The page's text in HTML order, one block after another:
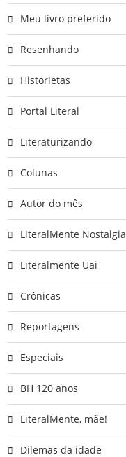
Meu livro preferido
Resenhando
Historietas
Portal Literal
Literaturizando
Colunas
Autor do mês
LiteralMente Nostalgia
Literalmente Uai
Crônicas
Reportagens
Especiais
BH 120 anos
LiteralMente, mãe!
Dilemas da idade